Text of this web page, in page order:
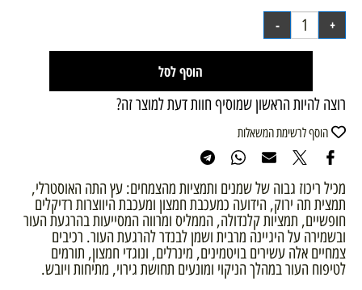
הוסף לסל
רוצה להיות הראשון שמוסיף חוות דעת למוצר זה?
הוסף לרשימת המשאלות
מכיל ריכוז גבוה של שמנים ותמציות מהצמחים: עץ התה האוסטרלי,
תמצית תה ירוק, הידועה כמעכבת חמצון ומעכבת היווצרות רדיקלים
חופשיים, תמציות קלנדולה, הממליס ומרווה המסייעות בהרגעת העור
ובשמירה על היגיינה מרבית ושמן לבנדר להרגעת העור. רכיבים
צמחיים אלה עשירים בויטמינים, מינרלים, ונוגדי חמצון, תורמים
לטיפוח העור במהלך הניקוי ומונעים תחושת גירוי, מתיחות ויובש.